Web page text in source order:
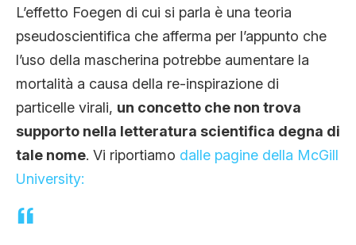
L’effetto Foegen di cui si parla è una teoria
pseudoscientifica che afferma per l’appunto che
l’uso della mascherina potrebbe aumentare la
mortalità a causa della re-inspirazione di
particelle virali, un concetto che non trova
supporto nella letteratura scientifica degna di
tale nome. Vi riportiamo dalle pagine della McGill
University: